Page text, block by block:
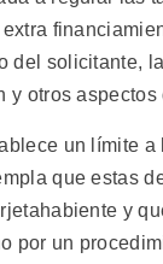
del solicitante,
y otros aspectos
un límite a
que estas
y
por un